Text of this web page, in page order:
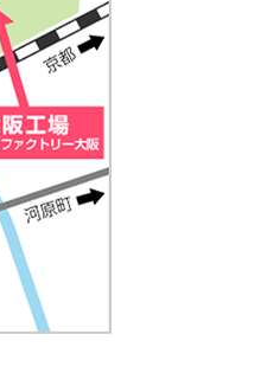
埼玉県 坂戸市
明治なるほどファクトリー
見学予約・お問い合わせ